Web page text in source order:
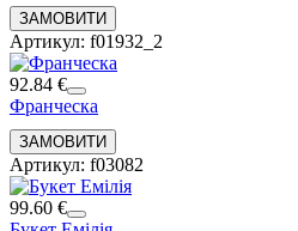
Артикул: f01932_2
92.84 €
Франческа
Артикул: f03082
99.60 €